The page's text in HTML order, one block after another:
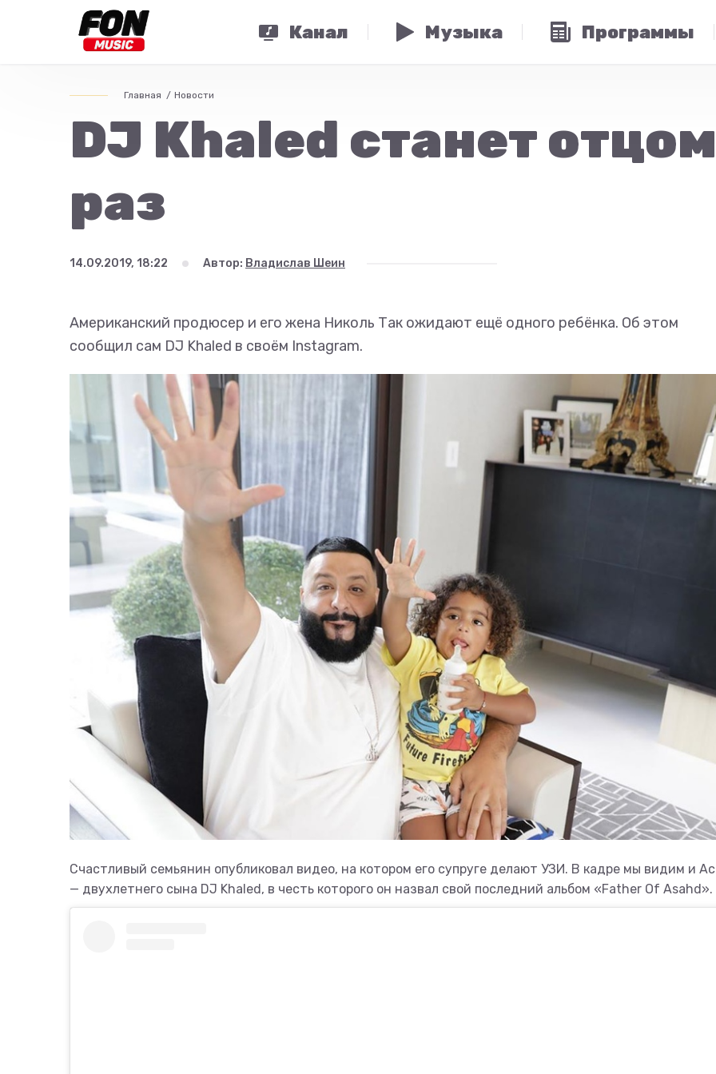
Канал Музыка Программы
Главная Новости
DJ Khaled станет
раз
14.09.2019, 18:22 Автор: Владислав Шеин
Американский продюсер и его жена Николь Так ожидают ещё одного ребёнка. Об этом
сообщил сам DJ Khaled в своём Instagram.
Счастливый семьянин опубликовал видео, на котором его супруге делают УЗИ. В кадре мы видим и
— двухлетнего сына DJ Khaled, в честь которого он назвал свой последний альбом «Father Of Asahd».